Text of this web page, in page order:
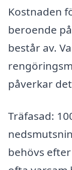
Kostnaden
beroende
består av.
påverkar
Träfasad:
behövs